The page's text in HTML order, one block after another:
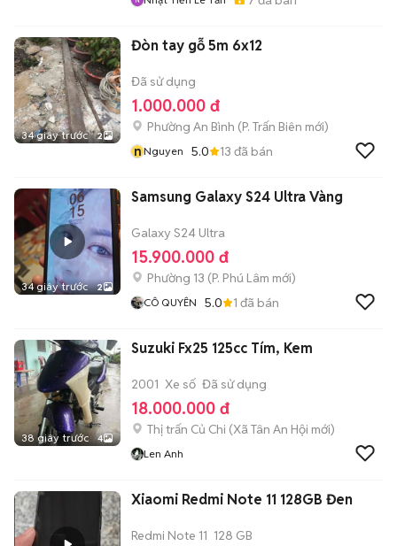
34 giây trước 2
Đòn tay gỗ 5m 6x12
Đã sử dụng
1.000.000 đ
Phường An Bình (P. Trấn Biên mới)
nNguyen 5.0 13 đã bán
34 giây trước 2
Samsung Galaxy S24 Ultra Vàng
Galaxy S24 Ultra
15.900.000 đ
Phường 13 (P. Phú Lâm mới)
CÔ QUYÊN 5.0 1 đã bán
38 giây trước 4
Suzuki Fx25 125cc Tím, Kem
2001 Xe số Đã sử dụng
18.000.000 đ
Thị trấn Củ Chi (Xã Tân An Hội mới)
Len Anh
Xiaomi Redmi Note 11 128GB Đen
Redmi Note 11 128 GB